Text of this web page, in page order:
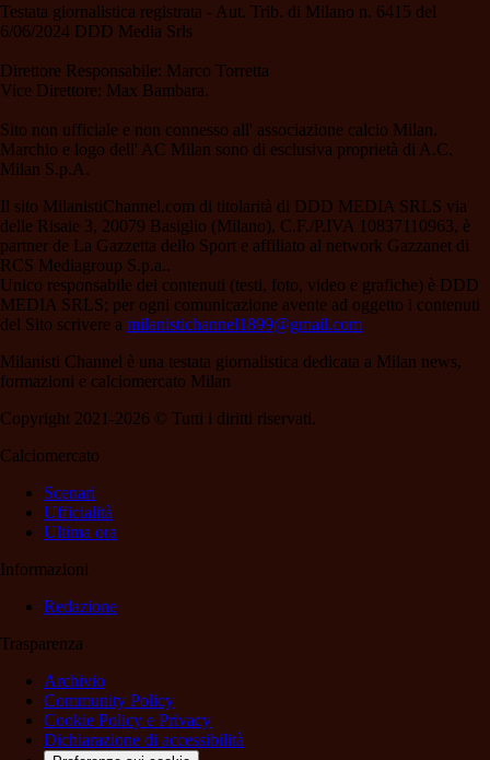
Testata giornalistica registrata - Aut. Trib. di Milano n. 6415 del
6/06/2024 DDD Media Srls
Direttore Responsabile: Marco Torretta
Vice Direttore: Max Bambara.
Sito non ufficiale e non connesso all' associazione calcio Milan.
Marchio e logo dell' AC Milan sono di esclusiva proprietà di A.C.
Milan S.p.A.
Il sito MilanistiChannel.com di titolarità di DDD MEDIA SRLS via
delle Risaie 3, 20079 Basiglio (Milano), C.F./P.IVA 10837110963, è
partner de La Gazzetta dello Sport e affiliato al network Gazzanet di
RCS Mediagroup S.p.a..
Unico responsabile dei contenuti (testi, foto, video e grafiche) è DDD
MEDIA SRLS; per ogni comunicazione avente ad oggetto i contenuti
del Sito scrivere a milanistichannel1899@gmail.com
Milanisti Channel è una testata giornalistica dedicata a Milan news,
formazioni e calciomercato Milan
Copyright 2021-2026 © Tutti i diritti riservati.
Calciomercato
Scenari
Ufficialità
Ultima ora
Informazioni
Redazione
Trasparenza
Archivio
Community Policy
Cookie Policy e Privacy
Dichiarazione di accessibilità